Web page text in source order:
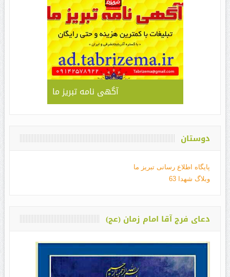
آگهی نامه تبریز ما
دوستان
پایگاه اطلاع رسانی تبریز ما
وبلاگ شهدا 63
دعای فرج آقا امام زمان (عج)